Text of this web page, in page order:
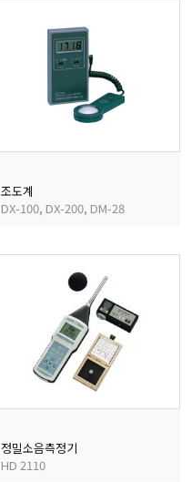
조도계
DX-100, DX-200, DM-28
정밀소음측정기
HD 2110